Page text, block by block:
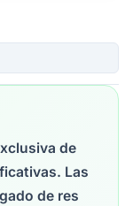
de
Las
de res